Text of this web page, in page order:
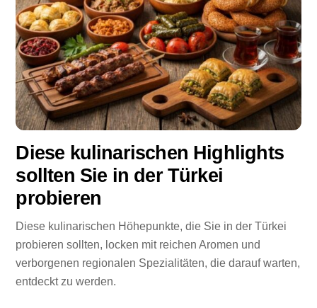
Diese kulinarischen Highlights
sollten Sie in der Türkei
probieren
Diese kulinarischen Höhepunkte, die Sie in der Türkei
probieren sollten, locken mit reichen Aromen und
verborgenen regionalen Spezialitäten, die darauf warten,
entdeckt zu werden.